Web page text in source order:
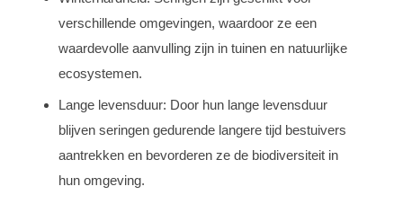
verschillende omgevingen, waardoor ze een
waardevolle aanvulling zijn in tuinen en natuurlijke
ecosystemen.
Lange levensduur: Door hun lange levensduur
blijven seringen gedurende langere tijd bestuivers
aantrekken en bevorderen ze de biodiversiteit in
hun omgeving.